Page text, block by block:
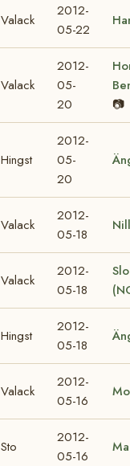
Valack
2012-
05-22
Valack
2012-
05-
20
📷
Hingst
2012-
05-
20
Valack
2012-
05-18
Valack
2012-
05-18
Hingst
2012-
05-18
Valack
2012-
05-16
Sto
2012-
05-16